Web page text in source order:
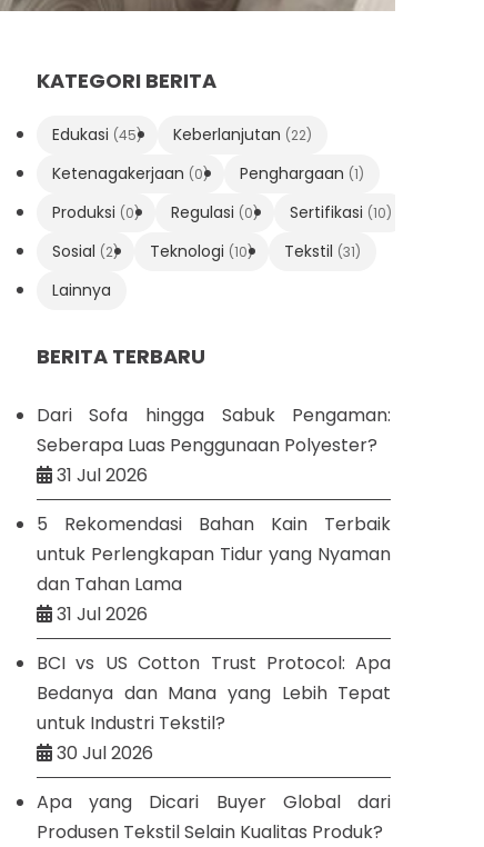
KATEGORI BERITA
Edukasi (45) Keberlanjutan (22)
Ketenagakerjaan (0) Penghargaan (1)
Produksi (0) Regulasi (0) Sertifikasi (10)
Sosial (2) Teknologi (10) Tekstil (31)
Lainnya
BERITA TERBARU
Dari Sofa hingga Sabuk Pengaman:
Seberapa Luas Penggunaan Polyester?
31 Jul 2026
5 Rekomendasi Bahan Kain Terbaik
untuk Perlengkapan Tidur yang Nyaman
dan Tahan Lama
31 Jul 2026
BCI vs US Cotton Trust Protocol: Apa
Bedanya dan Mana yang Lebih Tepat
untuk Industri Tekstil?
30 Jul 2026
Apa yang Dicari Buyer Global dari
Produsen Tekstil Selain Kualitas Produk?